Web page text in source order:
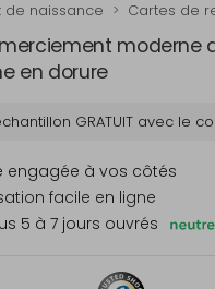
de naissance Cartes de
moderne
en dorure
GRATUIT avec le
engagée à vos côtés
facile en ligne
5 à 7 jours ouvrés